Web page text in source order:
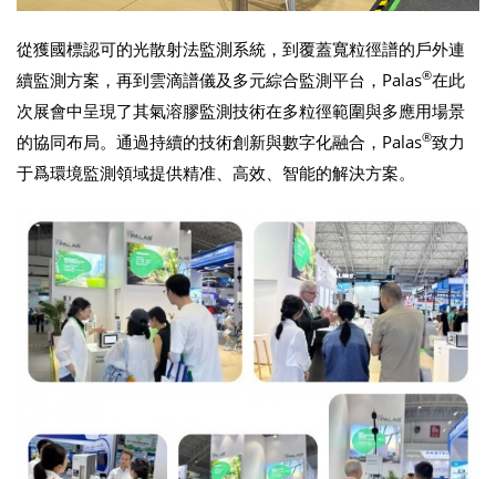
從獲國標認可的光散射法監測系統，到覆蓋寬粒徑譜的戶外連
續監測方案，再到雲滴譜儀及多元綜合監測平台，Palas®在此
次展會中呈現了其氣溶膠監測技術在多粒徑範圍與多應用場景
的協同布局。通過持續的技術創新與數字化融合，Palas®致力
于爲環境監測領域提供精准、高效、智能的解決方案。